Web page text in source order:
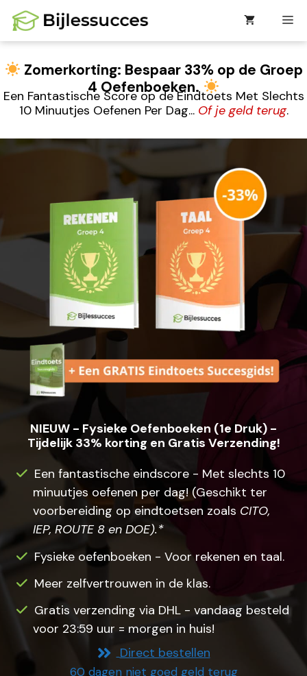
naar
de
inhoudZomerkorting: Bespaar 33% op de Groep
4 Oefenboeken.
Een Fantastische Score op de Eindtoets Met Slechts
10 Minuutjes Oefenen Per Dag... Of je geld terug.
NIEUW - Fysieke Oefenboeken (1e Druk) -
Tijdelijk 33% korting en Gratis Verzending!
Een fantastische eindscore - Met slechts 10
minuutjes oefenen per dag! (Geschikt ter
voorbereiding op eindtoetsen zoals CITO,
IEP, ROUTE 8 en DOE).*
Fysieke oefenboeken - Voor rekenen en taal.
Meer zelfvertrouwen in de klas.
Gratis verzending via DHL - vandaag besteld
voor 23:59 uur = morgen in huis!
Direct bestellen
60 dagen niet goed geld terug